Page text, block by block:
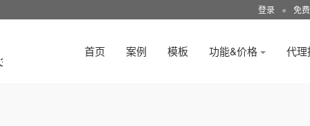
登录 ● 免
首页 案例 模板 功能&价格 代理